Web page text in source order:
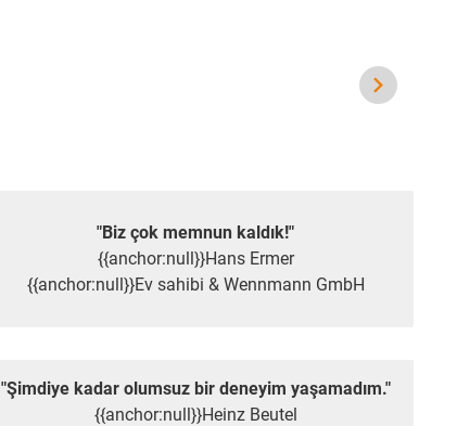
"Biz çok memnun kaldık!"
{{anchor:null}}Hans Ermer
{{anchor:null}}Ev sahibi & Wennmann GmbH
"Şimdiye kadar olumsuz bir deneyim yaşamadım."
{{anchor:null}}Heinz Beutel